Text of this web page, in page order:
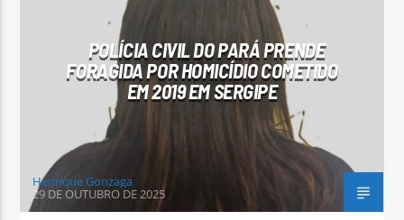
Arara Azul FM
POLÍCIA CIVIL DO PARÁ PRENDE
FORAGIDA POR HOMICÍDIO COMETIDO
EM 2019 EM SERGIPE
Henrique Gonzaga
29 DE OUTUBRO DE 2025